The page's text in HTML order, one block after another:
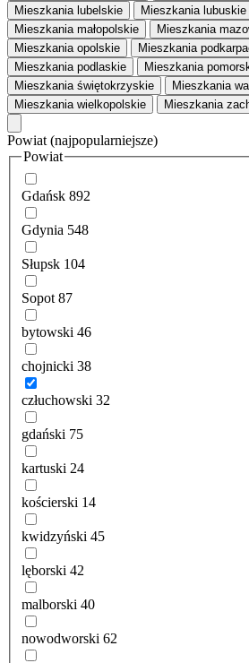
Mieszkania lubelskie
Mieszkania lubuskie
Mieszkania małopolskie
Mieszkania
Mieszkania opolskie
Mieszkania
Mieszkania podlaskie
Mieszkania
Mieszkania świętokrzyskie
Mieszkania
Mieszkania wielkopolskie
Mieszkania
Powiat (najpopularniejsze)
Powiat
Gdańsk 892
Gdynia 548
Słupsk 104
Sopot 87
bytowski 46
chojnicki 38
człuchowski 32
gdański 75
kartuski 24
kościerski 14
kwidzyński 45
lęborski 42
malborski 40
nowodworski 62